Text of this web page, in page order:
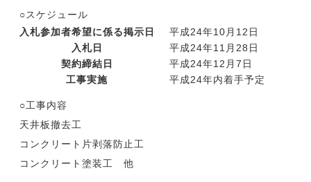
○スケジュール
入札参加者希望に係る掲示日
平成24年10月12日
入札日
平成24年11月28日
契約締結日
平成24年12月7日
工事実施
平成24年内着手予定
○工事内容
天井板撤去工
コンクリート片剥落防止工
コンクリート塗装工 他